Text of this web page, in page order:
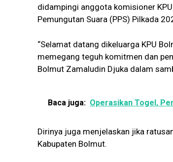
didampingi anggota komisioner
Pemungutan Suara (PPS) Pilkada
“Selamat datang dikeluarga KPU
memegang teguh komitmen dan
Bolmut Zamaludin Djuka dalam
Baca juga: Operasikan Togel,
Dirinya juga menjelaskan jika
Kabupaten Bolmut.